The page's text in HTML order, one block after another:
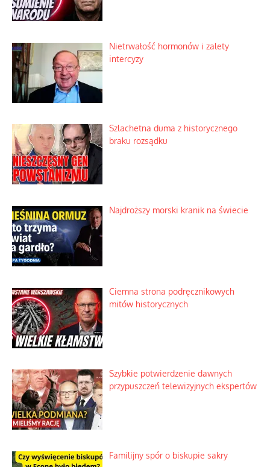
Nietrwałość hormonów i zalety
intercyzy
Szlachetna duma z historycznego
braku rozsądku
Najdroższy morski kranik na świecie
Ciemna strona podręcznikowych
mitów historycznych
Szybkie potwierdzenie dawnych
przypuszczeń telewizyjnych ekspertów
Familijny spór o biskupie sakry